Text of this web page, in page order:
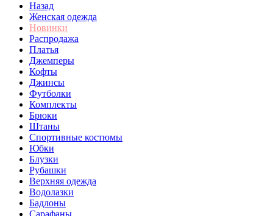
Назад
Женская одежда
Новинки
Распродажа
Платья
Джемперы
Кофты
Джинсы
Футболки
Комплекты
Брюки
Штаны
Спортивные костюмы
Юбки
Блузки
Рубашки
Верхняя одежда
Водолазки
Бадлоны
Сарафаны